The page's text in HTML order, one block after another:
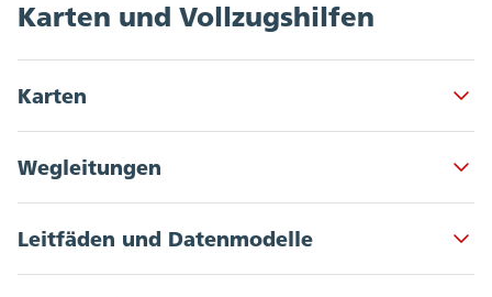
Karten und Vollzugshilfen
Karten
Akkordeon Button
Gefahrenhinweiskarte
Karte der Baugrundklassen
Wegleitungen
Akkordeon Button
Wegleitung Naturgefahren im
Siedlungsgebiet (pdf, 172 KB)
Leitfäden und Datenmodelle
Akkordeon Button